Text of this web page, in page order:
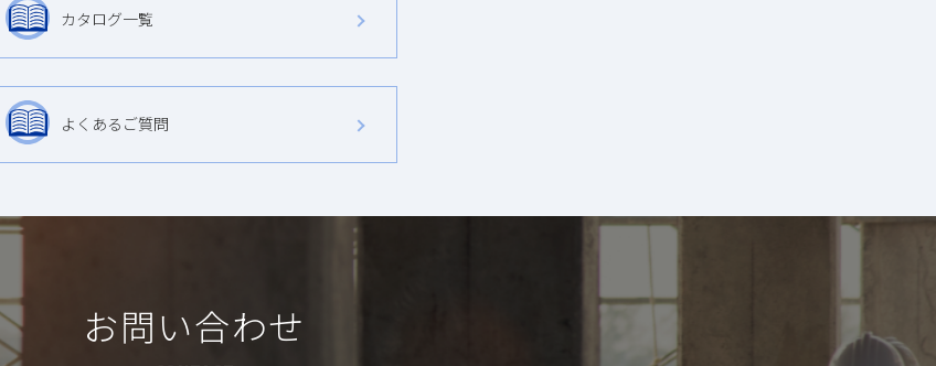
カタログ一覧
よくあるご質問
お問い合わせ